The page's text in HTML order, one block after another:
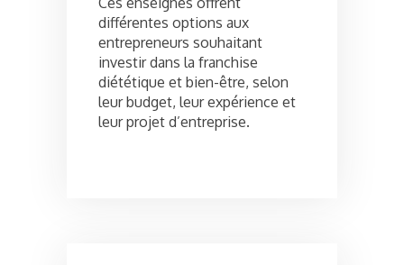
différentes options aux
entrepreneurs souhaitant
investir dans la franchise
diététique et bien-être, selon
leur budget, leur expérience et
leur projet d’entreprise.